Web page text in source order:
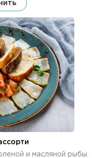
и масляной рыбы.